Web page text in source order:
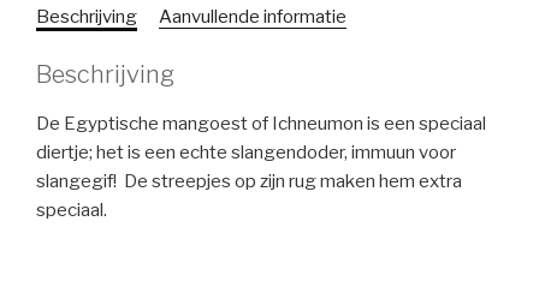
Beschrijving Aanvullende informatie
Beschrijving
De Egyptische mangoest of Ichneumon is een speciaal
diertje; het is een echte slangendoder, immuun voor
slangegif! De streepjes op zijn rug maken hem extra
speciaal.